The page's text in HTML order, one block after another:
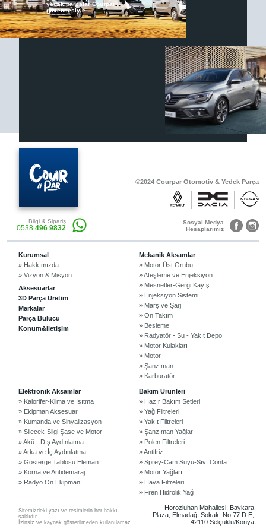
Otomobil, Suv, arazi ve ticari araçlar için
gerekli sarf malzemeler Courpar’da
3D baskı teknolojisiyle üretiyor,
müşterilerimize çözüm sunuyoruz.
©2024 Courpar Otomotiv & Yedek Parça
Renault & Dacia Araçlarınızda
Yedek Parça Çözümleri için
En Güvenilir Destek Noktası
yedek parçalar Courpar
güvencesiyle
©2024 Courpar Otomotiv & Yedek Parça
Bilgi & Sipariş
0538 496 9832
Sosyal Medya
Hesaplarımız
Sitemizdeki yazı ve resimlerin her hakkı
saklıdır.
İzinsiz ve kaynak gösterilmeden kullanılamaz.
Horozluhan Mahallesi, Baykara
Plaza, Elmadağı Sokak. No:77 D:E,
42110 Selçuklu/Konya
Kurumsal
» Hakkımızda
» Vizyon & Misyon
Aksesuarlar
3D Parça Üretim
Markalar
Parça Bulucu
Konum&İletişim
Mekanik Aksamlar
» Motor Üst Grubu
» Ateşleme ve Enjeksiyon
» Mesnetler-Gergi Kayış
» Enjeksiyon Sistemi
» Marş ve Şarj
» Ön Takım
» Besleme
» Radyatör - Su - Yakıt Depo
» Motor Kulakları
» Motor
» Şanzıman
» Karburatör
Elektronik Aksamlar
» Kalorifer-Klima ve Isıtma
» Ekipman Aksesuar
» Kumanda ve Sinyalizasyon
» Silecek-Silgi Şase ve Motor
» Akü - Dış Aydınlatma
» Arka ve İç Aydınlatma
» Gösterge Tablosu Eleman
» Korna ve Antidemaraj
» Radyo Ön Ekipmanı
Bakım Ürünleri
» Hazır Bakım Setleri
» Yağ Filtreleri
» Yakıt Filtreleri
» Şanzıman Yağları
» Polen Filtreleri
» Antifriz
» Sprey-Cam Suyu-Sıvı Conta
» Motor Yağları
» Hava Filtreleri
» Fren Hidrolik Yağ